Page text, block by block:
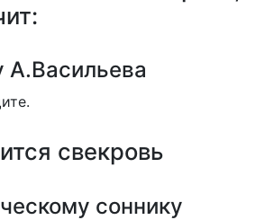
А.Васильева
свекровь
соннику